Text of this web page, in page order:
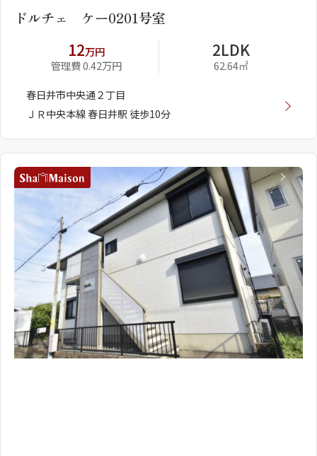
ドルチェ ケー0201号室
12万円
管理費 0.42万円
2LDK
62.64㎡
春日井市中央通２丁目
ＪＲ中央本線 春日井駅 徒歩10分